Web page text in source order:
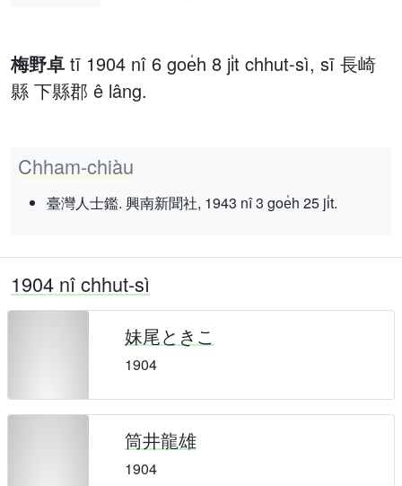
梅野卓 tī 1904 nî 6 goe̍h 8 ji̍t chhut-sì, sī 長崎
縣 下縣郡 ê lâng.
Chham-chiàu
臺灣人士鑑. 興南新聞社, 1943 nî 3 goe̍h 25 ji̍t.
1904 nî chhut-sì
妹尾ときこ
1904
筒井龍雄
1904